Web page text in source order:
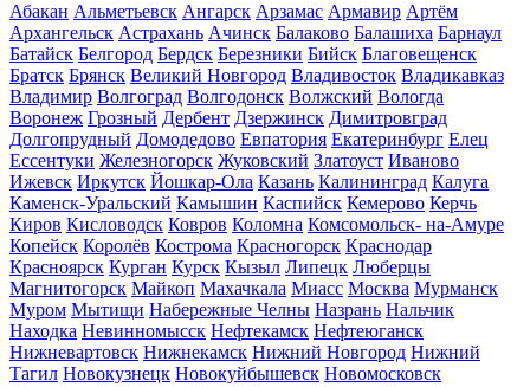
Абакан Альметьевск Ангарск Арзамас Армавир Артём
Архангельск Астрахань Ачинск Балаково Балашиха Барнаул
Батайск Белгород Бердск Березники Бийск Благовещенск
Братск Брянск Великий Новгород Владивосток Владикавказ
Владимир Волгоград Волгодонск Волжский Вологда
Воронеж Грозный Дербент Дзержинск Димитровград
Долгопрудный Домодедово Евпатория Екатеринбург Елец
Ессентуки Железногорск Жуковский Златоуст Иваново
Ижевск Иркутск Йошкар-Ола Казань Калининград Калуга
Каменск-Уральский Камышин Каспийск Кемерово Керчь
Киров Кисловодск Ковров Коломна Комсомольск- на-Амуре
Копейск Королёв Кострома Красногорск Краснодар
Красноярск Курган Курск Кызыл Липецк Люберцы
Магнитогорск Майкоп Махачкала Миасс Москва Мурманск
Муром Мытищи Набережные Челны Назрань Нальчик
Находка Невинномысск Нефтекамск Нефтеюганск
Нижневартовск Нижнекамск Нижний Новгород Нижний
Тагил Новокузнецк Новокуйбышевск Новомосковск